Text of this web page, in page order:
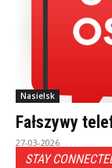
Nasielsk
Fałszywy
27-03-2026
STAY